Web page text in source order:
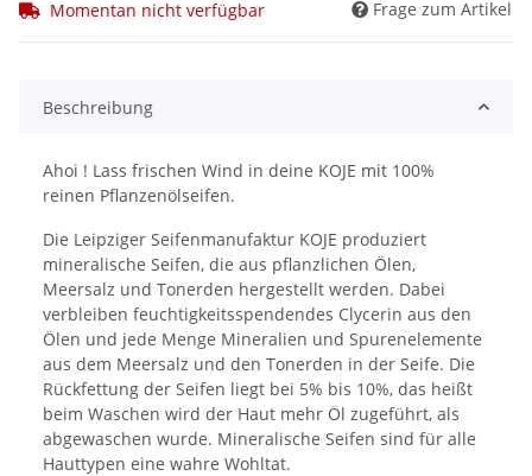
Momentan nicht verfügbar Frage zum Artikel
Beschreibung
Ahoi ! Lass frischen Wind in deine KOJE mit 100%
reinen Pflanzenölseifen.
Die Leipziger Seifenmanufaktur KOJE produziert
mineralische Seifen, die aus pflanzlichen Ölen,
Meersalz und Tonerden hergestellt werden. Dabei
verbleiben feuchtigkeitsspendendes Clycerin aus den
Ölen und jede Menge Mineralien und Spurenelemente
aus dem Meersalz und den Tonerden in der Seife. Die
Rückfettung der Seifen liegt bei 5% bis 10%, das heißt
beim Waschen wird der Haut mehr Öl zugeführt, als
abgewaschen wurde. Mineralische Seifen sind für alle
Hauttypen eine wahre Wohltat.